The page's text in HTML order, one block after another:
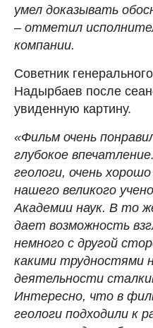
умел доказывать
– отметил
компании.
Советник
Надырбаев после
увиденную картину.
«Фильм очень
глубокое
геологи, очень
нашего великого
Академии наук. В то
дает возможность
немного с другой
какими трудностями
деятельности
Интересно, что в
геологи подходили к